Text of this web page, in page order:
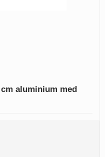
aluminium med